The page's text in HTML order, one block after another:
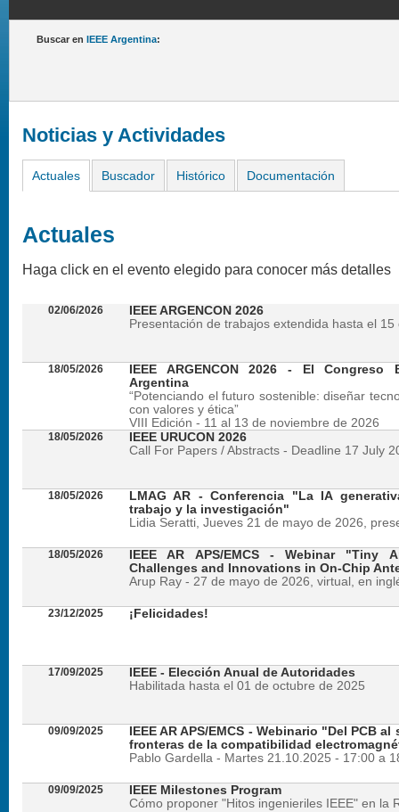
Buscar en IEEE Argentina:
Noticias y Actividades
Actuales Buscador Histórico Documentación
Actuales
Haga click en el evento elegido para conocer más detalles
02/06/2026
IEEE ARGENCON 2026
Presentación de trabajos extendida hasta el 15
18/05/2026
IEEE ARGENCON 2026 - El
Argentina
“Potenciando el futuro sostenible: diseñar
con valores y ética”
VIII Edición - 11 al 13 de noviembre de 2026
18/05/2026
IEEE URUCON 2026
Call For Papers / Abstracts - Deadline 17 July
18/05/2026
LMAG AR - Conferencia "La IA
trabajo y la investigación"
Lidia Seratti, Jueves 21 de mayo de 2026,
18/05/2026
IEEE AR APS/EMCS - Webinar "Tiny
Challenges and Innovations in On-Chip
Arup Ray - 27 de mayo de 2026, virtual, en
23/12/2025 ¡Felicidades!
17/09/2025
IEEE - Elección Anual de Autoridades
Habilitada hasta el 01 de octubre de 2025
09/09/2025
IEEE AR APS/EMCS - Webinario "Del PCB
fronteras de la compatibilidad
Pablo Gardella - Martes 21.10.2025 - 17:00 a
09/09/2025
IEEE Milestones Program
Cómo proponer "Hitos ingenieriles IEEE" en la